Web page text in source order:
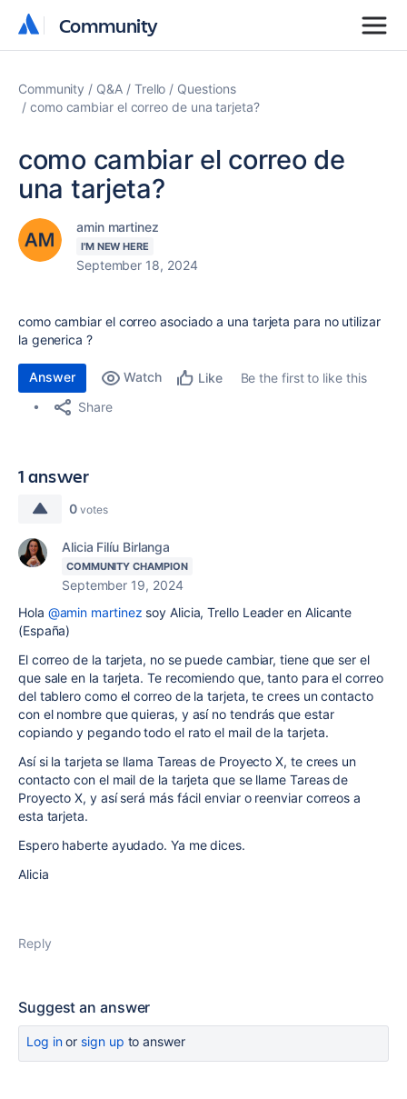
Community
Community
Community Q&A Trello
Questions
como cambiar el correo de una tarjeta?
como cambiar el correo de
una tarjeta?
amin martinez
I'M NEW HERE
September 18, 2024
como cambiar el correo asociado a una tarjeta para no utilizar
la generica ?
Answer Watch Like
Be the first to like this
Share
1 answer
0 votes
Alicia Filíu Birlanga
COMMUNITY CHAMPION
September 19, 2024
Hola @amin martinez soy Alicia, Trello Leader en Alicante
(España)
El correo de la tarjeta, no se puede cambiar, tiene que ser el
que sale en la tarjeta. Te recomiendo que, tanto para el correo
del tablero como el correo de la tarjeta, te crees un contacto
con el nombre que quieras, y así no tendrás que estar
copiando y pegando todo el rato el mail de la tarjeta.
Así si la tarjeta se llama Tareas de Proyecto X, te crees un
contacto con el mail de la tarjeta que se llame Tareas de
Proyecto X, y así será más fácil enviar o reenviar correos a
esta tarjeta.
Espero haberte ayudado. Ya me dices.
Alicia
Reply
Suggest an answer
Log inor sign up to answer